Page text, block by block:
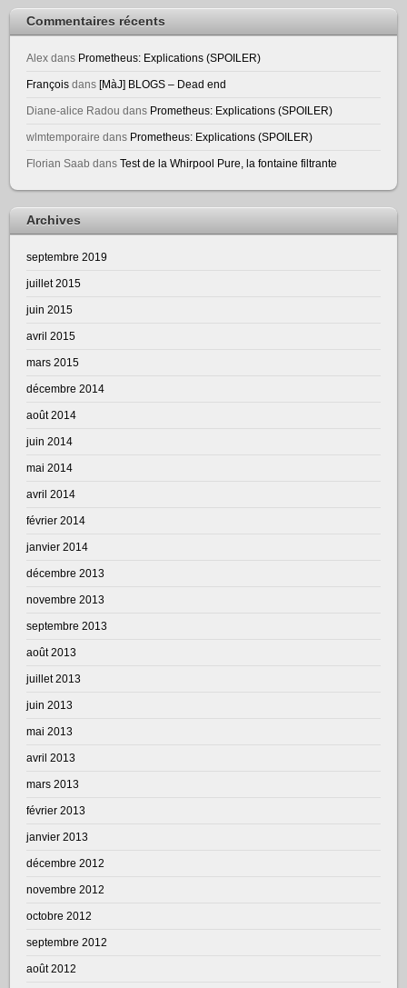
Commentaires récents
Alex dans Prometheus: Explications (SPOILER)
François dans[MàJ] BLOGS – Dead end
Diane-alice Radou dans Prometheus: Explications (SPOILER)
wlmtemporaire dans Prometheus: Explications (SPOILER)
Florian Saab dansTest de la Whirpool Pure, la fontaine filtrante
Archives
septembre 2019
juillet 2015
juin 2015
avril 2015
mars 2015
décembre 2014
août 2014
juin 2014
mai 2014
avril 2014
février 2014
janvier 2014
décembre 2013
novembre 2013
septembre 2013
août 2013
juillet 2013
juin 2013
mai 2013
avril 2013
mars 2013
février 2013
janvier 2013
décembre 2012
novembre 2012
octobre 2012
septembre 2012
août 2012